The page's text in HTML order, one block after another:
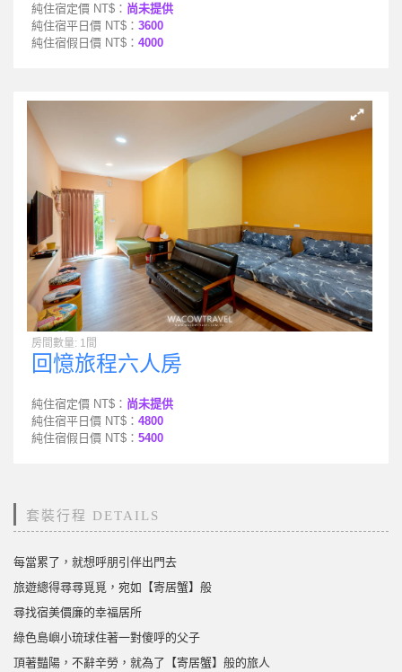
純住宿定價 NT$： 尚未提供
純住宿平日價 NT$： 3600
純住宿假日價 NT$： 4000
房間數量: 1間
回憶旅程六人房
純住宿定價 NT$： 尚未提供
純住宿平日價 NT$： 4800
純住宿假日價 NT$： 5400
套裝行程 DETAILS
每當累了，就想呼朋引伴出門去
旅遊總得尋尋覓覓，宛如【寄居蟹】般
尋找宿美價廉的幸福居所
綠色島嶼小琉球住著一對傻呼的父子
頂著豔陽，不辭辛勞，就為了【寄居蟹】般的旅人